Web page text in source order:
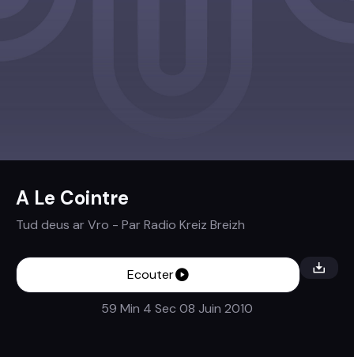
A Le Cointre
Tud deus ar Vro - ParRadio Kreiz Breizh
Ecouter
59 Min 4 Sec 08 Juin 2010